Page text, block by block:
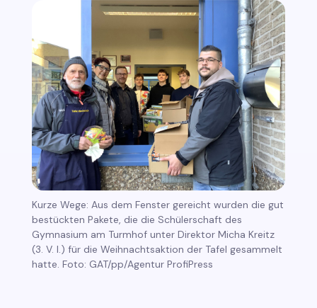
Kurze Wege: Aus dem Fenster gereicht wurden die gut
bestückten Pakete, die die Schülerschaft des
Gymnasium am Turmhof unter Direktor Micha Kreitz
(3. V. l.) für die Weihnachtsaktion der Tafel gesammelt
hatte. Foto: GAT/pp/Agentur ProfiPress